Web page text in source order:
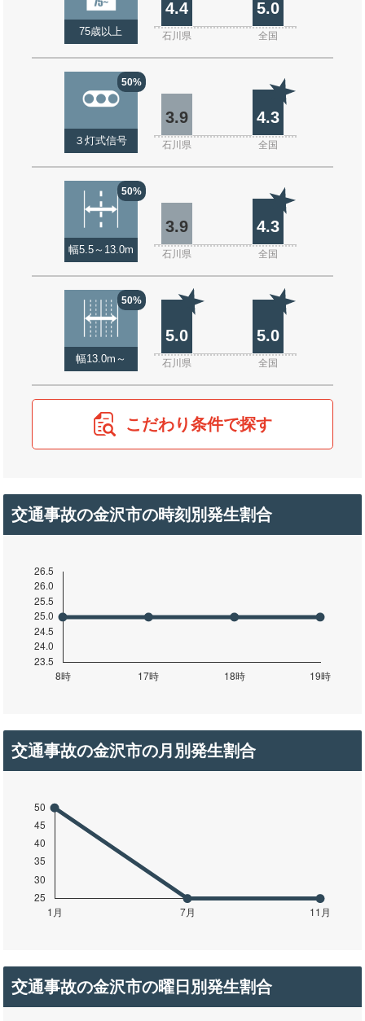
75歳以上
4.4 5.0
石川県 全国
50%
３灯式信号
3.9 4.3
石川県 全国
50%
幅5.5～13.0m
3.9 4.3
石川県 全国
50%
幅13.0m～
5.0 5.0
石川県 全国
こだわり条件で探す
交通事故の金沢市の時刻別発生割合
交通事故の金沢市の月別発生割合
交通事故の金沢市の曜日別発生割合